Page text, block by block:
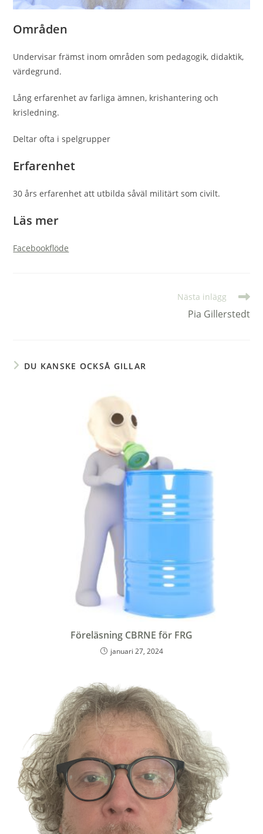
Områden
Undervisar främst inom områden som pedagogik, didaktik,
värdegrund.
Lång erfarenhet av farliga ämnen, krishantering och
krisledning.
Deltar ofta i spelgrupper
Erfarenhet
30 års erfarenhet att utbilda såväl militärt som civilt.
Läs mer
Facebookflöde
Nästa inlägg
Pia Gillerstedt
DU KANSKE OCKSÅ GILLAR
Föreläsning CBRNE för FRG
januari 27, 2024